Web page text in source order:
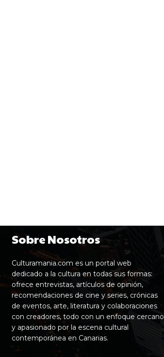
Sobre Nosotros
Culturamania.com es un portal web
dedicado a la cultura en todas sus formas:
ofrece entrevistas, artículos de opinión,
recomendaciones de cine y series, crónicas
de eventos, arte, literatura y colaboraciones
con creadores, todo con un enfoque cercano
y apasionado por la escena cultural
contemporánea en Canarias.